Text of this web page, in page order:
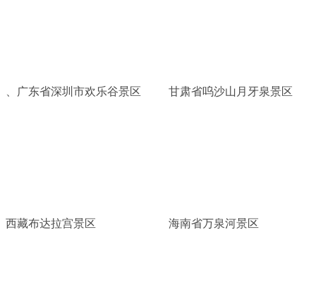
、广东省深圳市欢乐谷景区 甘肃省呜沙山月牙泉景区
西藏布达拉宫景区 海南省万泉河景区